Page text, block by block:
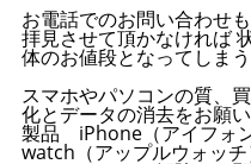
お電話でのお問い合わせ
拝見させて頂かなければ
体のお値段となってしま
スマホやパソコンの質、
化とデータの消去をお願
製品 iPhone（アイフォ
watch（アップルウォッ